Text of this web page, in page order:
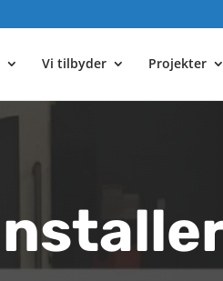
Vi tilbyder Projekter